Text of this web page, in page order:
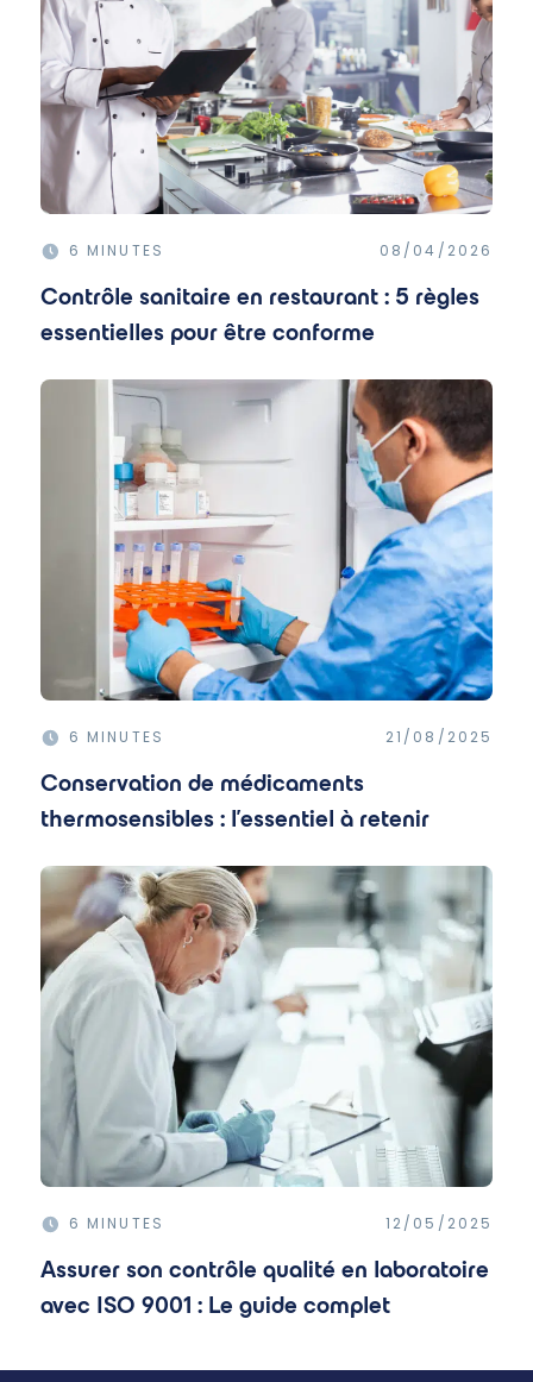
6 MINUTES 08/04/2026
Contrôle sanitaire en restaurant : 5 règles
essentielles pour être conforme
6 MINUTES 21/08/2025
Conservation de médicaments
thermosensibles : l'essentiel à retenir
6 MINUTES 12/05/2025
Assurer son contrôle qualité en laboratoire
avec ISO 9001 : Le guide complet